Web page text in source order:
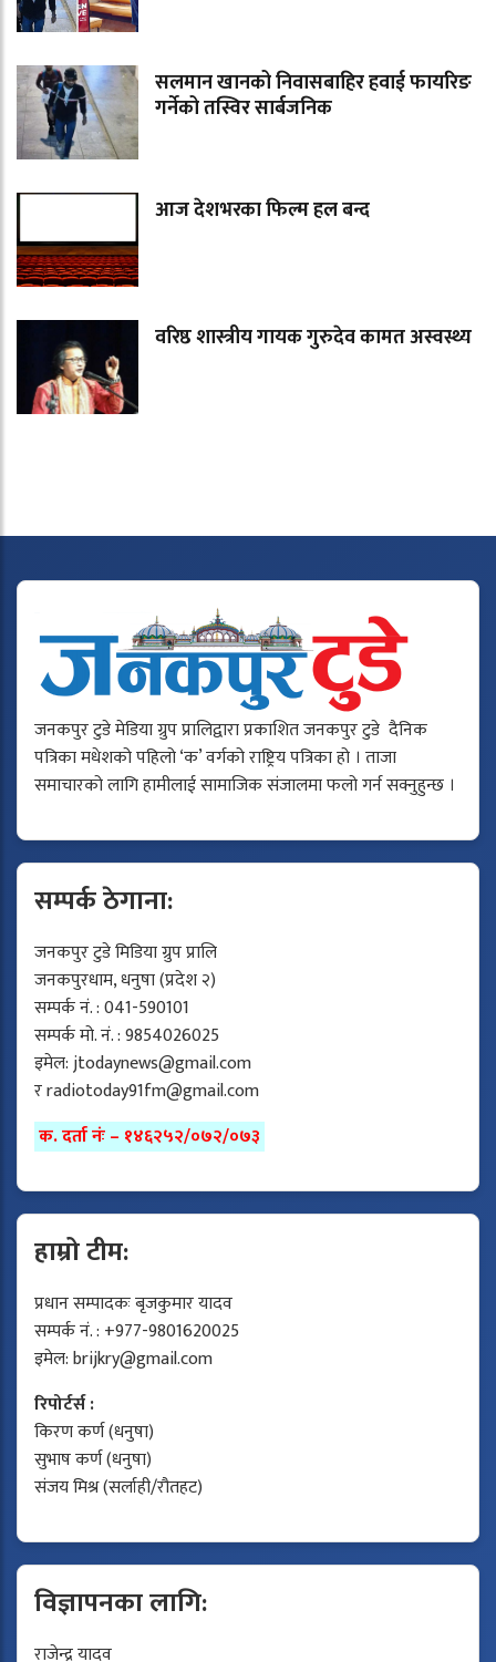
सलमान खानको निवासबाहिर हवाई फायरिङ
गर्नेको तस्विर सार्बजनिक
आज देशभरका फिल्म हल बन्द
वरिष्ठ शास्त्रीय गायक गुरुदेव कामत अस्वस्थ्य
जनकपुर टुडे मेडिया ग्रुप प्रालिद्वारा प्रकाशित जनकपुर टुडे दैनिक
पत्रिका मधेशको पहिलो ‘क’ वर्गको राष्ट्रिय पत्रिका हो । ताजा
समाचारको लागि हामीलाई सामाजिक संजालमा फलो गर्न सक्नुहुन्छ ।
सम्पर्क ठेगाना:
जनकपुर टुडे मिडिया ग्रुप प्रालि
जनकपुरधाम, धनुषा (प्रदेश २)
सम्पर्क नं. : 041-590101
सम्पर्क मो. नं. : 9854026025
इमेल:jtodaynews@gmail.com
रradiotoday91fm@gmail.com
क. दर्ता नंः – १४६२५२/०७२/०७३
हाम्रो टीम:
प्रधान सम्पादकः बृजकुमार यादव
सम्पर्क नं. : +977-9801620025
इमेल:brijkry@gmail.com
रिपोर्टर्स :
किरण कर्ण (धनुषा)
सुभाष कर्ण (धनुषा)
संजय मिश्र (सर्लाही/रौतहट)
विज्ञापनका लागि:
राजेन्द्र यादव